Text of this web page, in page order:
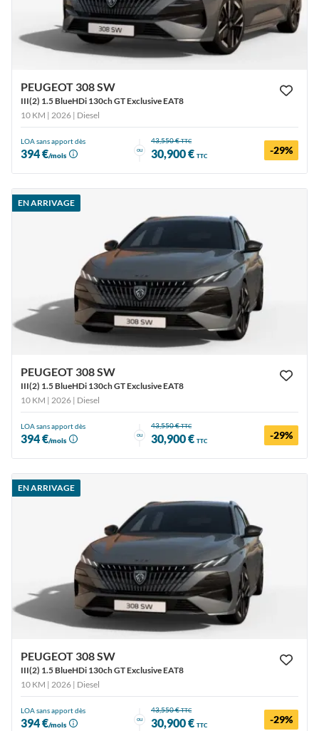
PEUGEOT 308 SW
III(2) 1.5 BlueHDi 130ch GT Exclusive EAT8
10 KM | 2026 | Diesel
LOA sans apport dès
394 €/mois
ou
43,550 €TTC
30,900 € TTC -29%
EN ARRIVAGE
PEUGEOT 308 SW
III(2) 1.5 BlueHDi 130ch GT Exclusive EAT8
10 KM | 2026 | Diesel
LOA sans apport dès
394 €/mois
ou
43,550 €TTC
30,900 € TTC -29%
EN ARRIVAGE
PEUGEOT 308 SW
III(2) 1.5 BlueHDi 130ch GT Exclusive EAT8
10 KM | 2026 | Diesel
LOA sans apport dès
394 €/mois
ou
43,550 €TTC
30,900 € TTC -29%